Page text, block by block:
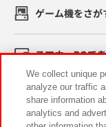
ゲーム機をさが
スマホ・PCで
イベント・キャ
We collect unique
analyze our traffic
share information
analytics and